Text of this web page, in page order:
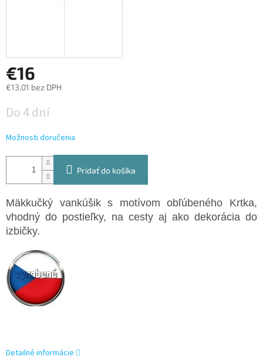
€16
€13,01 bez DPH
cena:
Do 4 dní
Možnosti doručenia
Pridať do košíka
Mäkkučký vankúšik s motívom obľúbeného Krtka,
vhodný do postieľky, na cesty aj ako dekorácia do
izbičky.
Detailné informácie